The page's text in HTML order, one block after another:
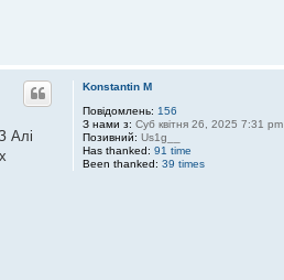
Konstantin M
Повідомлень: 156
З нами з: Суб квітня 26, 2025 7:31 pm
Позивний: Us1g__
Has thanked: 91 time
Been thanked: 39 times
Алі